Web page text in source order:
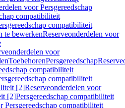
voor Persgereedschap
compatibiliteit
compatibiliteit
te bewerkenReserveonderdelen voor
voor
ToebehorenPersgereedschap
compatibiliteit
compatibiliteit
[2]Reserveonderdelen voor
[2]Persgereedschap compatibiliteit
Persgereedschap compatibiliteit